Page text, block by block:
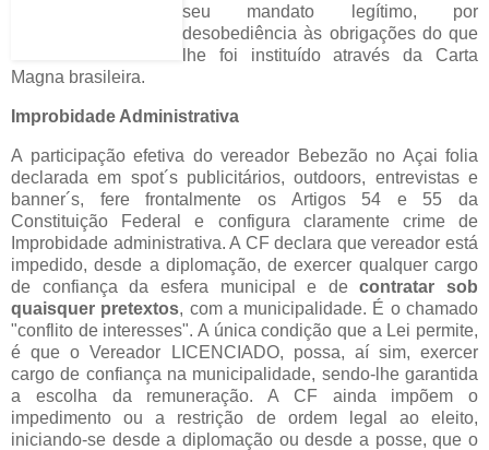
seu mandato legítimo, por
desobediência às obrigações do que
lhe foi instituído através da Carta
Magna brasileira.
Improbidade Administrativa
A participação efetiva do vereador Bebezão no Açai folia
declarada em spot´s publicitários, outdoors, entrevistas e
banner´s, fere frontalmente os Artigos 54 e 55 da
Constituição Federal e configura claramente crime de
Improbidade administrativa. A CF declara que vereador está
impedido, desde a diplomação, de exercer qualquer cargo
de confiança da esfera municipal e decontratar sob
quaisquer pretextos, com a municipalidade. É o chamado
"conflito de interesses". A única condição que a Lei permite,
é que o Vereador LICENCIADO, possa, aí sim, exercer
cargo de confiança na municipalidade, sendo-lhe garantida
a escolha da remuneração. A CF ainda impõem o
impedimento ou a restrição de ordem legal ao eleito,
iniciando-se desde a diplomação ou desde a posse, que o